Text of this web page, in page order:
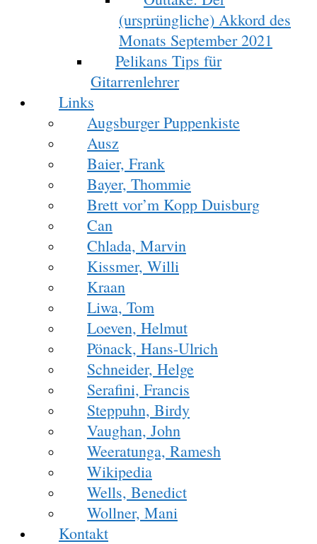
(ursprüngliche) Akkord des
Monats September 2021
Pelikans Tips für
Gitarrenlehrer
Links
Augsburger Puppenkiste
Ausz
Baier, Frank
Bayer, Thommie
Brett vor’m Kopp Duisburg
Can
Chlada, Marvin
Kissmer, Willi
Kraan
Liwa, Tom
Loeven, Helmut
Pönack, Hans-Ulrich
Schneider, Helge
Serafini, Francis
Steppuhn, Birdy
Vaughan, John
Weeratunga, Ramesh
Wikipedia
Wells, Benedict
Wollner, Mani
Kontakt